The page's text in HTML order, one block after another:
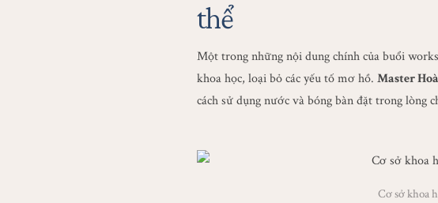
thể
Một trong những nội dung chính của buổi
khoa học, loại bỏ các yếu tố mơ hồ. Master
cách sử dụng nước và bóng bàn đặt trong lòng
Cơ sở khoa